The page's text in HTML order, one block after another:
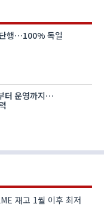
행…100% 독일
터 운영까지…
재고 1월 이후 최저